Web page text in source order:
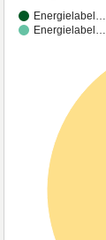
Energielabel…
Energielabel…